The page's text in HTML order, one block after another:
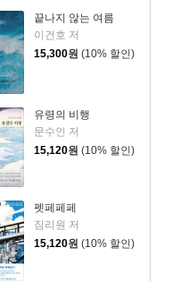
끝나지 않는 여름
이건호 저
15,300원 (10% 할인)
유령의 비행
문수인 저
15,120원 (10% 할인)
펫페페페
짐리원 저
15,120원 (10% 할인)